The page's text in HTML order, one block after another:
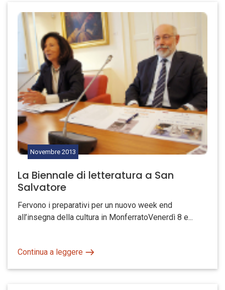
Novembre 2013
La Biennale di letteratura a San
Salvatore
Fervono i preparativi per un nuovo week end
all’insegna della cultura in MonferratoVenerdì 8 e...
Continua a leggere